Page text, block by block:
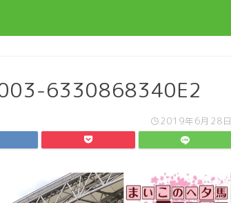
6330868340E2
2019年6月28日